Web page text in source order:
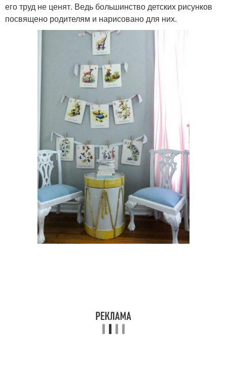
его труд не ценят. Ведь большинство детских рисунков
посвящено родителям и нарисовано для них.